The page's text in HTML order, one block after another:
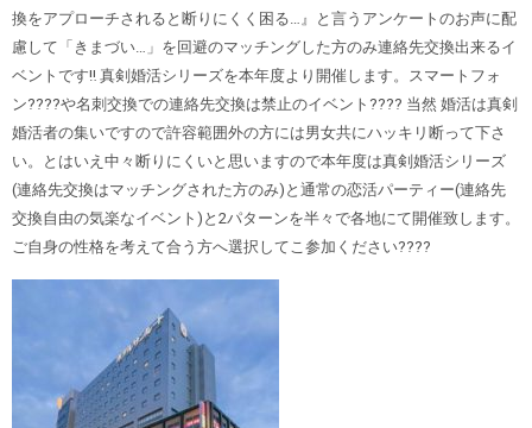
換をアプローチされると断りにくく困る…』と言うアンケートのお声に配
慮して「きまづい…」を回避のマッチングした方のみ連絡先交換出来るイ
ベントです‼︎ 真剣婚活シリーズを本年度より開催します。スマートフォ
ン????や名刺交換での連絡先交換は禁止のイベント???? 当然 婚活は真剣
婚活者の集いですので許容範囲外の方には男女共にハッキリ断って下さ
い。とはいえ中々断りにくいと思いますので本年度は真剣婚活シリーズ
(連絡先交換はマッチングされた方のみ)と通常の恋活パーティー(連絡先
交換自由の気楽なイベント)と2パターンを半々で各地にて開催致します。
ご自身の性格を考えて合う方へ選択してこ参加ください????